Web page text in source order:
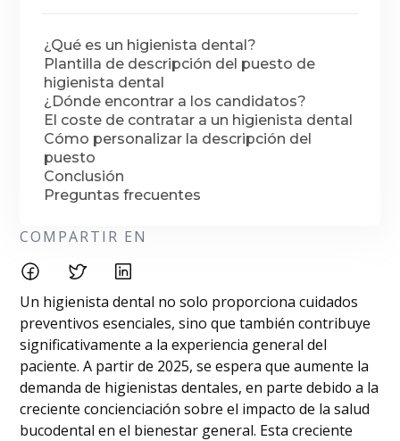
¿Qué es un higienista dental?
Plantilla de descripción del puesto de
higienista dental
¿Dónde encontrar a los candidatos?
El coste de contratar a un higienista dental
Cómo personalizar la descripción del
puesto
Conclusión
Preguntas frecuentes
COMPARTIR EN
Un higienista dental no solo proporciona cuidados
preventivos esenciales, sino que también contribuye
significativamente a la experiencia general del
paciente. A partir de 2025, se espera que aumente la
demanda de higienistas dentales, en parte debido a la
creciente concienciación sobre el impacto de la salud
bucodental en el bienestar general. Esta creciente